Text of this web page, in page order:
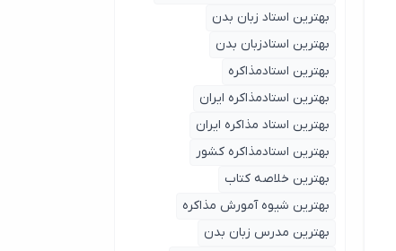
بهترین استاد زبان بدن
بهترین استادزبان بدن
بهترین استادمذاکره
بهترین استادمذاکره ایران
بهترین استاد مذاکره ایران
بهترین استادمذاکره کشور
بهترین خلاصه کتاب
بهترین شیوه آمورش مذاکره
بهترین مدرس زبان بدن